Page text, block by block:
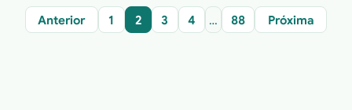
Anterior 1 2 3 4 … 88 Próxima